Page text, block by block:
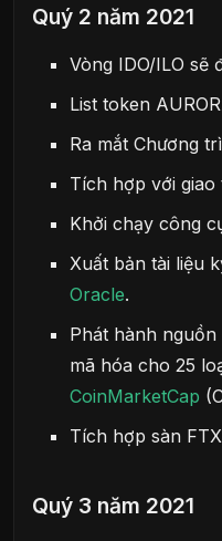
Quý 2 năm 2021
Vòng IDO/ILO sẽ
List token
Ra mắt Chương
Tích hợp với giao
Khởi chạy công
Xuất bản tài liệu
Oracle.
Phát hành
mã hóa cho 25
CoinMarketCap
Tích hợp sàn
Quý 3 năm 2021